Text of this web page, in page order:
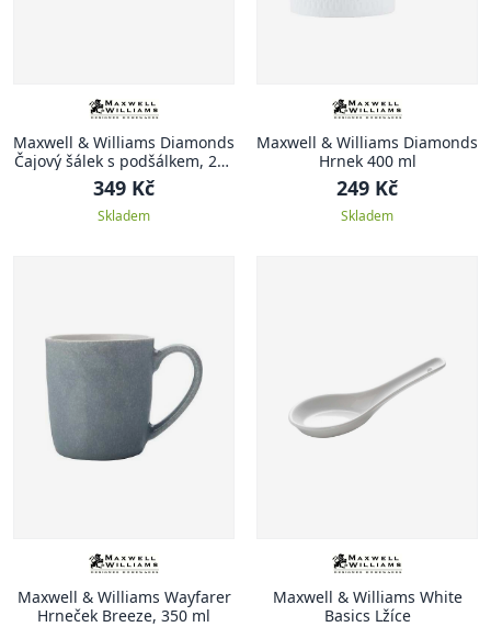
Maxwell & Williams Diamonds
Čajový šálek s podšálkem, 250
ml
349 Kč
Skladem
Maxwell & Williams Diamonds
Hrnek 400 ml
249 Kč
Skladem
Maxwell & Williams Wayfarer
Hrneček Breeze, 350 ml
Maxwell & Williams White
Basics Lžíce